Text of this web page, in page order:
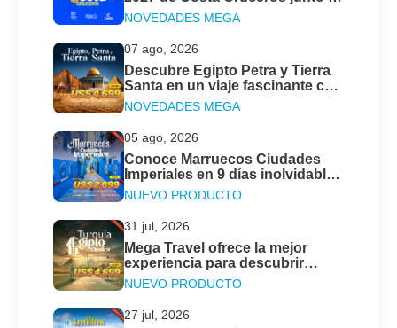
Mega Travel Perú
NOVEDADES MEGA
07 ago, 2026
Descubre Egipto Petra y Tierra
Santa en un viaje fascinante con
Mega Travel
NOVEDADES MEGA
05 ago, 2026
Conoce Marruecos Ciudades
Imperiales en 9 días inolvidables
con Mega Travel
NUEVO PRODUCTO
31 jul, 2026
Mega Travel ofrece la mejor
experiencia para descubrir
Turquía y Egipto Clásico este
2026
NUEVO PRODUCTO
27 jul, 2026